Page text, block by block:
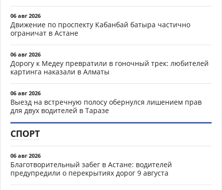
06 авг 2026
Движение по проспекту Кабанбай батыра частично
ограничат в Астане
06 авг 2026
Дорогу к Медеу превратили в гоночный трек: любителей
картинга наказали в Алматы
06 авг 2026
Выезд на встречную полосу обернулся лишением прав
для двух водителей в Таразе
СПОРТ
06 авг 2026
Благотворительный забег в Астане: водителей
предупредили о перекрытиях дорог 9 августа